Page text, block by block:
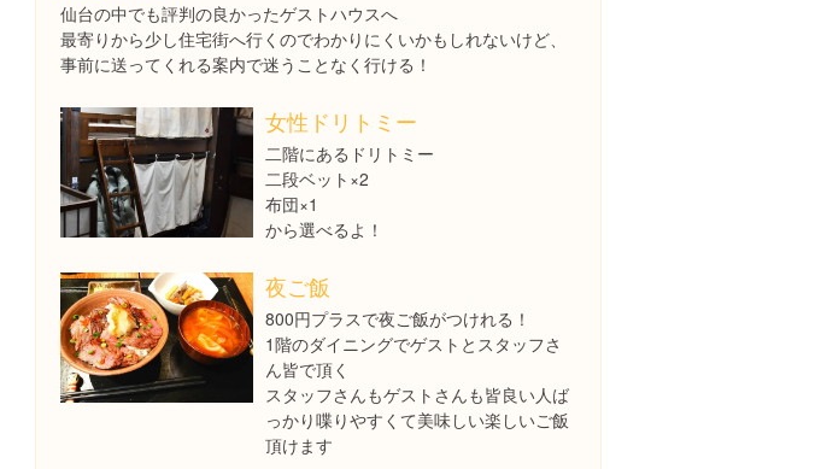
仙台の中でも評判の良かったゲストハウスへ
最寄りから少し住宅街へ行くのでわかりにくいかもしれないけど、
事前に送ってくれる案内で迷うことなく行ける！
女性ドリトミー
二階にあるドリトミー
二段ベット×2
布団×1
から選べるよ！
夜ご飯
800円プラスで夜ご飯がつけれる！
1階のダイニングでゲストとスタッフさ
ん皆で頂く
スタッフさんもゲストさんも皆良い人ば
っかり喋りやすくて美味しい楽しいご飯
頂けます